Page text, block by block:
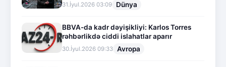
31.İyul.2026 03:09 Dünya
BBVA-da kadr dəyişikliyi: Karlos Torres
rəhbərlikdə ciddi islahatlar aparır
30.İyul.2026 09:33 Avropa